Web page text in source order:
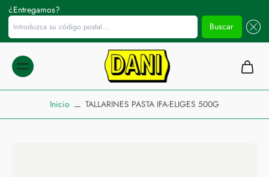
¿Entregamos?
Introduzca su código postal...
Buscar
al
Inicio TALLARINES PASTA IFA-ELIGES 500G